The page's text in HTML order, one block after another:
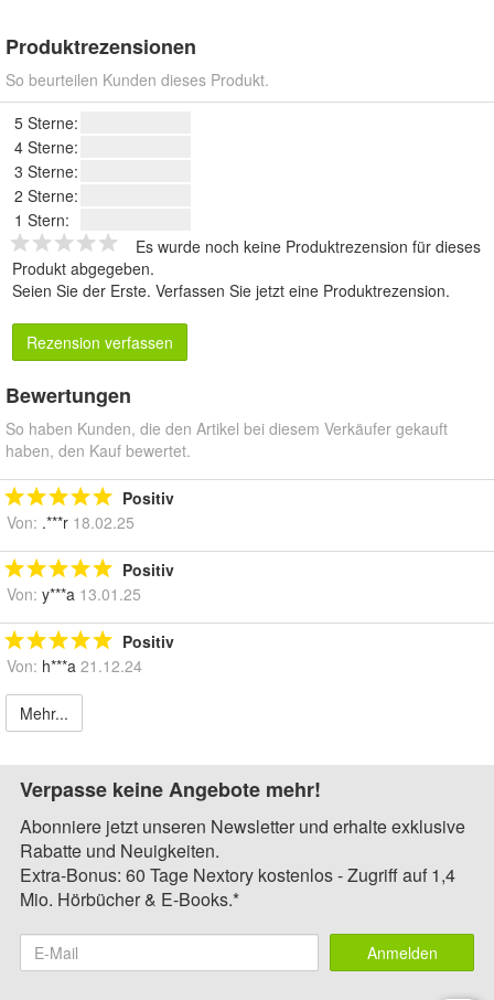
Produktrezensionen
So beurteilen Kunden dieses Produkt.
5 Sterne:
4 Sterne:
3 Sterne:
2 Sterne:
1 Stern:
Es wurde noch keine Produktrezension für dieses
Produkt abgegeben.
Seien Sie der Erste. Verfassen Sie jetzt eine Produktrezension.
Rezension verfassen
Bewertungen
So haben Kunden, die den Artikel bei diesem Verkäufer gekauft
haben, den Kauf bewertet.
Positiv
Von: .***r 18.02.25
Positiv
Von: y***a 13.01.25
Positiv
Von: h***a 21.12.24
Mehr...
Verpasse keine Angebote mehr!
Abonniere jetzt unseren Newsletter und erhalte exklusive
Rabatte und Neuigkeiten.
Extra-Bonus: 60 Tage Nextory kostenlos - Zugriff auf 1,4
Mio. Hörbücher & E-Books.*
Anmelden